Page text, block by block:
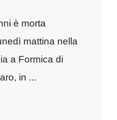
è morta
mattina nella
a Formica di
in ...